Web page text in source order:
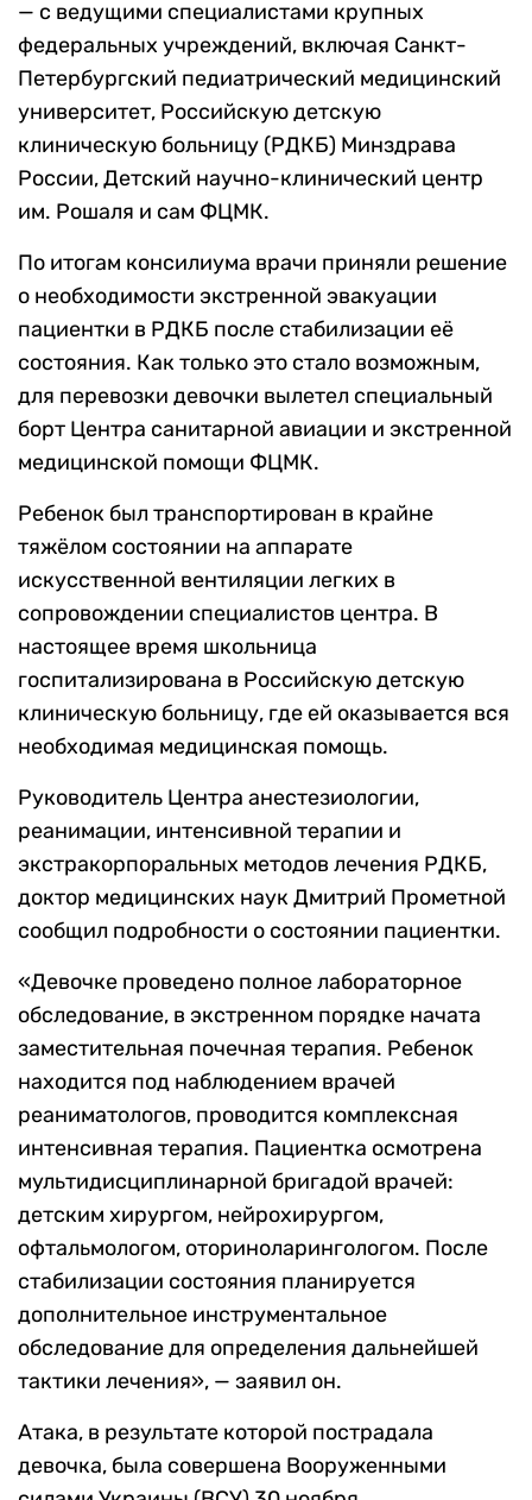
— с ведущими специалистами крупных
федеральных учреждений, включая Санкт-
Петербургский педиатрический медицинский
университет, Российскую детскую
клиническую больницу (РДКБ) Минздрава
России, Детский научно-клинический центр
им. Рошаля и сам ФЦМК.
По итогам консилиума врачи приняли решение
о необходимости экстренной эвакуации
пациентки в РДКБ после стабилизации её
состояния. Как только это стало возможным,
для перевозки девочки вылетел специальный
борт Центра санитарной авиации и экстренной
медицинской помощи ФЦМК.
Ребенок был транспортирован в крайне
тяжёлом состоянии на аппарате
искусственной вентиляции легких в
сопровождении специалистов центра. В
настоящее время школьница
госпитализирована в Российскую детскую
клиническую больницу, где ей оказывается вся
необходимая медицинская помощь.
Руководитель Центра анестезиологии,
реанимации, интенсивной терапии и
экстракорпоральных методов лечения РДКБ,
доктор медицинских наук Дмитрий Прометной
сообщил подробности о состоянии пациентки.
«Девочке проведено полное лабораторное
обследование, в экстренном порядке начата
заместительная почечная терапия. Ребенок
находится под наблюдением врачей
реаниматологов, проводится комплексная
интенсивная терапия. Пациентка осмотрена
мультидисциплинарной бригадой врачей:
детским хирургом, нейрохирургом,
офтальмологом, оториноларингологом. После
стабилизации состояния планируется
дополнительное инструментальное
обследование для определения дальнейшей
тактики лечения», — заявил он.
Атака, в результате которой пострадала
девочка, была совершена Вооруженными